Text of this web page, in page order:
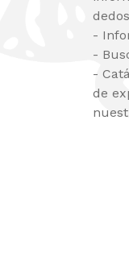
-
-
-
de